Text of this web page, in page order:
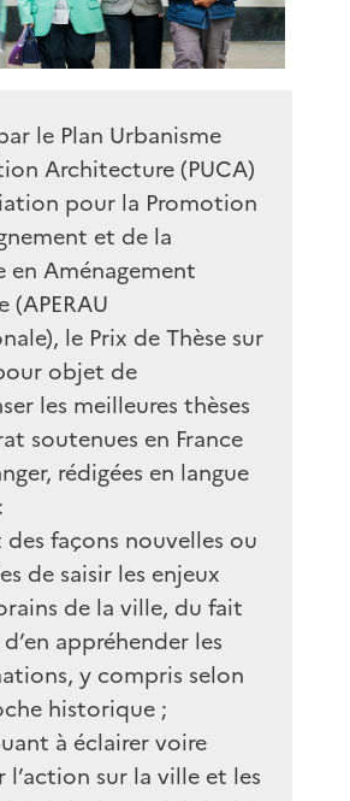
le Plan Urbanisme
Architecture (PUCA)
pour la Promotion
et de la
en Aménagement
(APERAU
le Prix de Thèse sur
objet de
les meilleures thèses
soutenues en France
rédigées en langue
des façons nouvelles ou
de saisir les enjeux
de la ville, du fait
appréhender les
y compris selon
historique ;
à éclairer voire
sur la ville et les